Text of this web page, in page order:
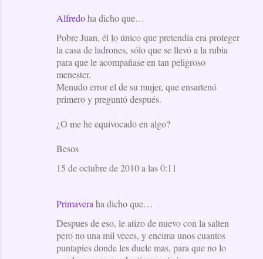
Alfredoha dicho que…
Pobre Juan, él lo único que pretendía era proteger
la casa de ladrones, sólo que se llevó a la rubia
para que le acompañase en tan peligroso
menester.
Menudo error el de su mujer, que ensartenó
primero y preguntó después.
¿O me he equivocado en algo?
Besos
15 de octubre de 2010 a las 0:11
Primavera ha dicho que…
Despues de eso, le atizo de nuevo con la salten
pero no una mil veces, y encima unos cuantos
puntapies donde les duele mas, para que no lo